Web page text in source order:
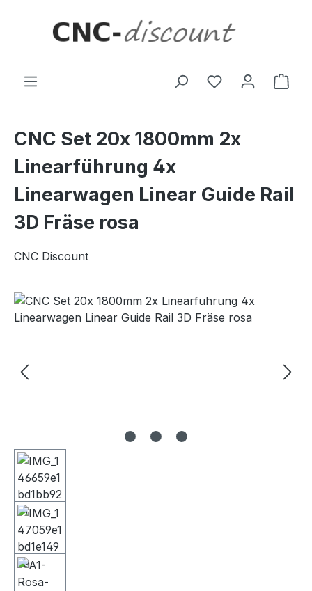
CNC Set 20x 1800mm 2x
Linearführung 4x
Linearwagen Linear Guide Rail
3D Fräse rosa
CNC Discount
Bildergalerie überspringen